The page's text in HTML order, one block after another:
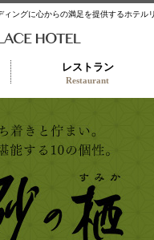
ングに心からの満足を提供するホテル
レストラン
Restaurant